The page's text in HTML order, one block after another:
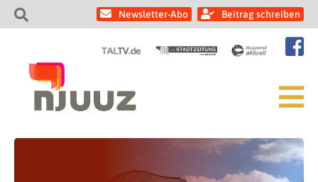
Newsletter-Abo Beitrag schreiben